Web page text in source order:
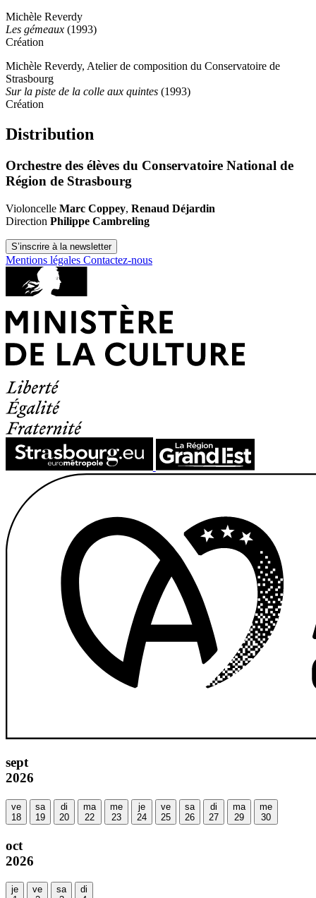
Michèle Reverdy
Les gémeaux (1993)
Création
Michèle Reverdy, Atelier de composition du Conservatoire de
Strasbourg
Sur la piste de la colle aux quintes (1993)
Création
Distribution
Orchestre des élèves du Conservatoire National de
Région de Strasbourg
Violoncelle Marc Coppey, Renaud Déjardin
Direction Philippe Cambreling
S’inscrire à la newsletter
Mentions légales Contactez-nous
sept
2026
ve
18
sa
19
di
20
ma
22
me
23
je
24
ve
25
sa
26
di
27
ma
29
me
30
oct
2026
je
ve
sa
di